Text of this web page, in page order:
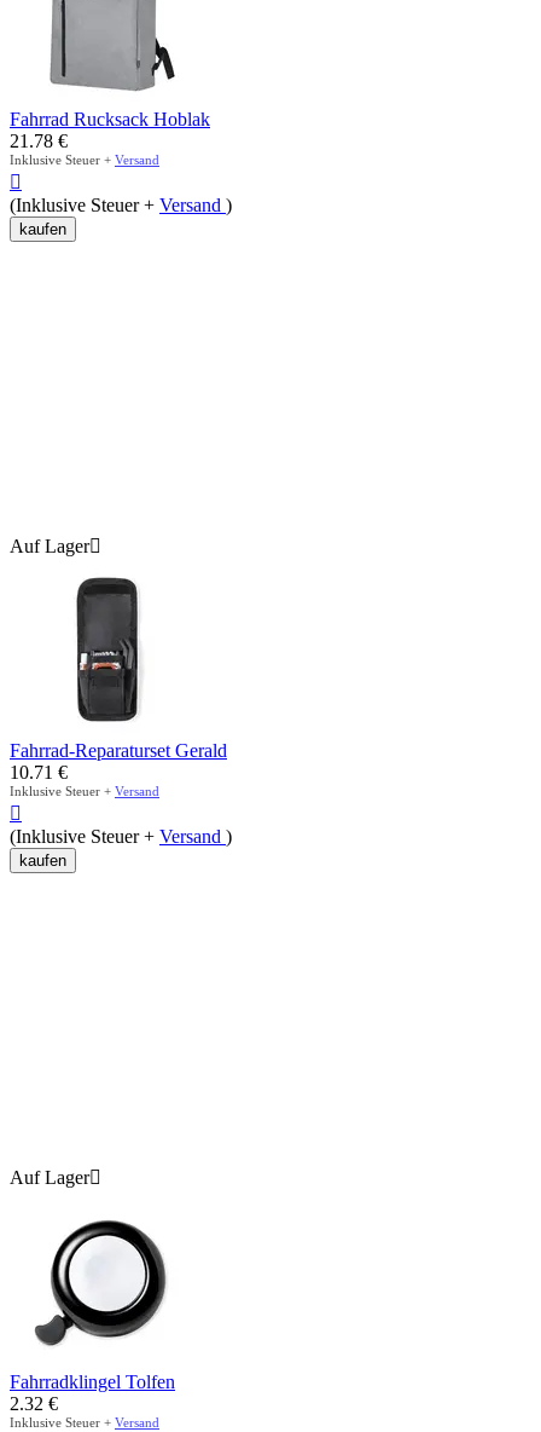
Fahrrad Rucksack Hoblak
21.78 €
Inklusive Steuer + Versand

(Inklusive Steuer + Versand )
kaufen
Auf Lager
Fahrrad-Reparaturset Gerald
10.71 €
Inklusive Steuer + Versand

(Inklusive Steuer + Versand )
kaufen
Auf Lager
Fahrradklingel Tolfen
2.32 €
Inklusive Steuer + Versand